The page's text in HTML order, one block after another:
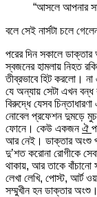
“আসলে আপনার
বলে সেই নার্সটা চলে
পরের দিন সকালে
স্বজনের হামলায় নিহত
তীব্রভাবে হিট করলো।
যে অন্যায় সেটা এখন
বিরুদ্ধে যেসব
নোবেল প্রফেশন দুমড়ে
ফোনে। কেউ একজনঐ
আর নেই। ডাক্তার অংশু
দু’শত করোনা রোগীকে
থাকায়, আর তাকে বাঁচানো
লেখা লেখি, পোস্ট, আর্ট
সম্মুখীন হন ডাক্তার